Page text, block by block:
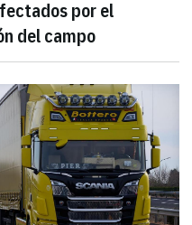
por el
del campo